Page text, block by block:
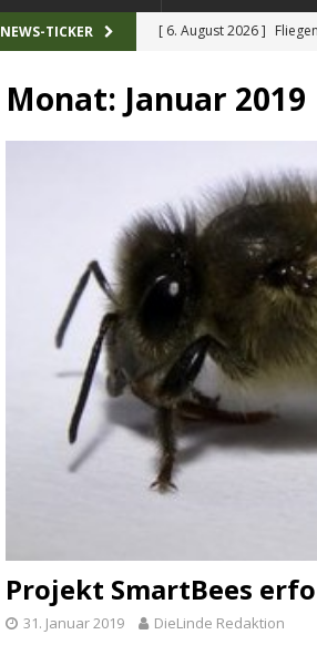
NEWS-TICKER [ 6. August 2026 ]
AKTUELLES
[ 6. August 2026 ]
Monat: Januar 2019
Projekt SmartBees
31. Januar 2019 DieLinde Redaktion